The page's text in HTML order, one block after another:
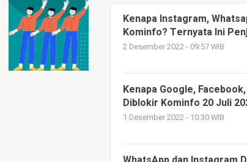
Kenapa Instagram,
Kominfo? Ternyata Ini
2 Desember 2022 - 09:57 WIB
Kenapa Google,
Diblokir Kominfo 20 Juli
1 Desember 2022 - 10:30 WIB